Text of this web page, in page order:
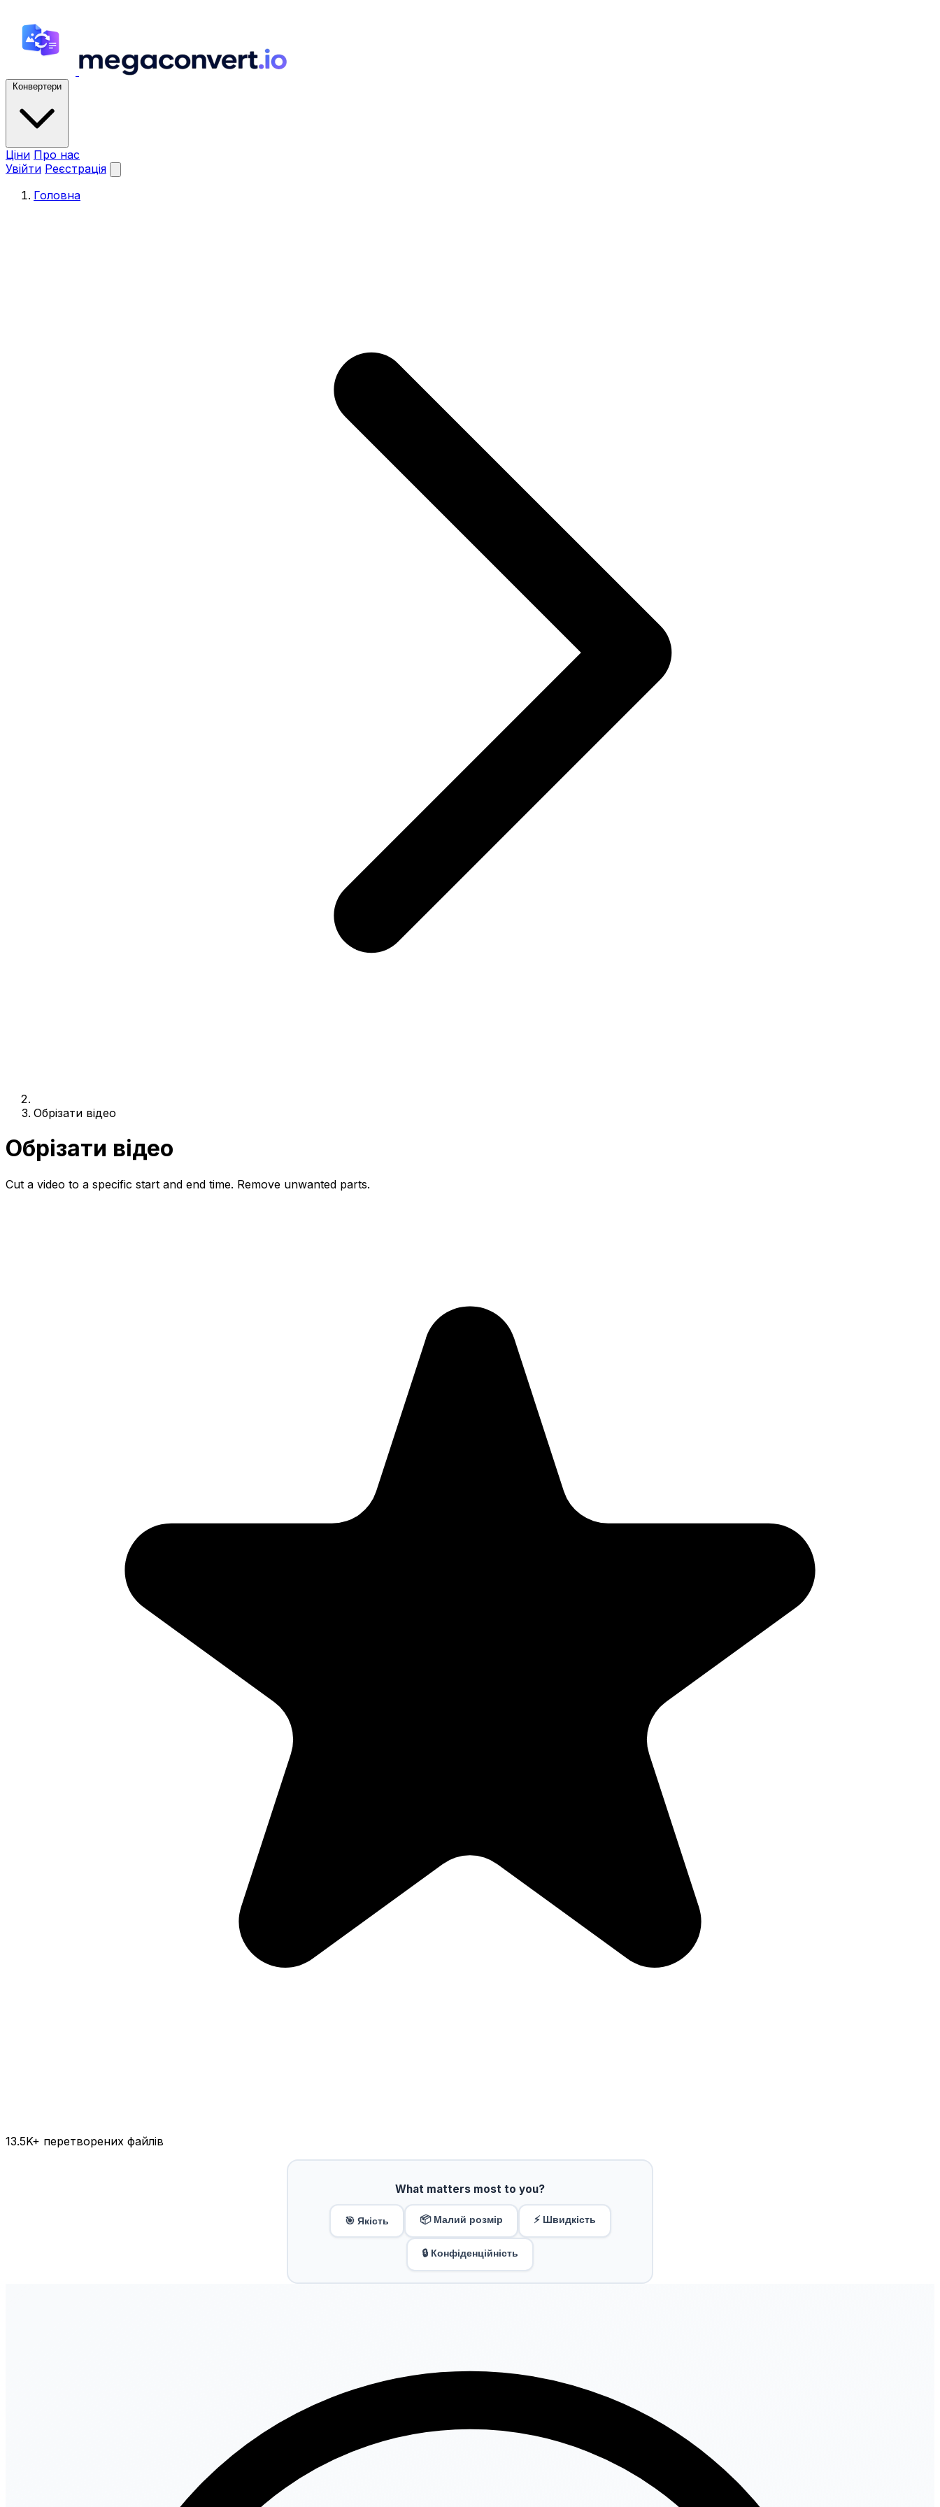
Конвертери
Ціни Про нас
Увійти Реєстрація
Головна
Обрізати відео
Обрізати відео
Cut a video to a specific start and end time. Remove unwanted parts.
13.5K+ перетворених файлів
What matters most to you?
🎯 Якість 📦 Малий розмір ⚡ Швидкість
🔒 Конфіденційність